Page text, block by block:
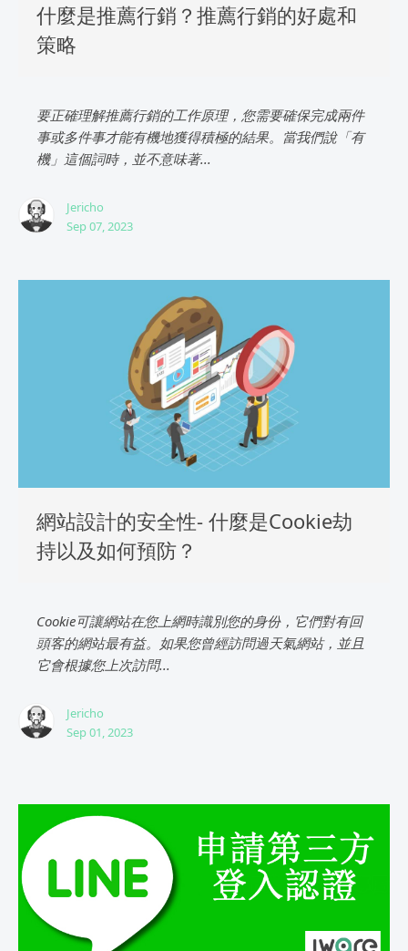
什麼是推薦行銷？推薦行銷的好處和
策略
要正確理解推薦行銷的工作原理，您需要確保完成兩件
事或多件事才能有機地獲得積極的結果。當我們說「有
機」這個詞時，並不意味著...
Jericho
Sep 07, 2023
網站設計的安全性- 什麼是Cookie劫
持以及如何預防？
Cookie可讓網站在您上網時識別您的身份，它們對有回
頭客的網站最有益。如果您曾經訪問過天氣網站，並且
它會根據您上次訪問...
Jericho
Sep 01, 2023